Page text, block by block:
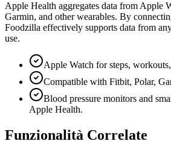
Apple Health aggregates data from Apple
Garmin, and other wearables. By
Foodzilla effectively supports data from
use.
Apple Watch for steps,
Compatible with Fitbit, Polar,
Blood pressure monitors and
Apple Health.
Funzionalità Correlate